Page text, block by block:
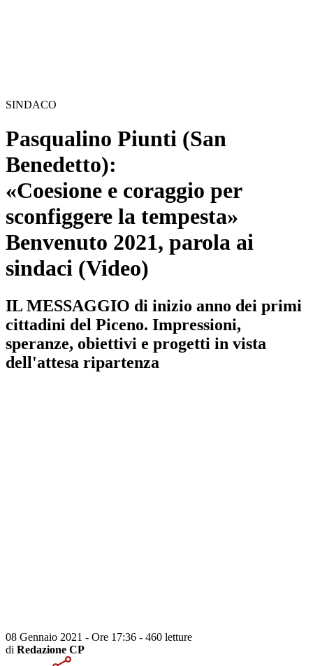
SINDACO
Pasqualino Piunti (San
Benedetto):
«Coesione e coraggio per
sconfiggere la tempesta»
Benvenuto 2021, parola ai
sindaci (Video)
IL MESSAGGIO di inizio anno dei primi
cittadini del Piceno. Impressioni,
speranze, obiettivi e progetti in vista
dell'attesa ripartenza
08 Gennaio 2021 - Ore 17:36 - 460 letture
di Redazione CP